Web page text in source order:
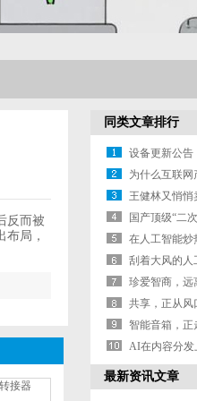
反而被
局，
同类文章排行
设备更新公告
为什么互联网
王健林又悄
险、信托
国产顶级“二
在人工智能炒
带进了
刮着大风的人
驾驶
珍爱智商，远
共享，正从风
智能音箱，正
AI在内容分发
最新资讯文章